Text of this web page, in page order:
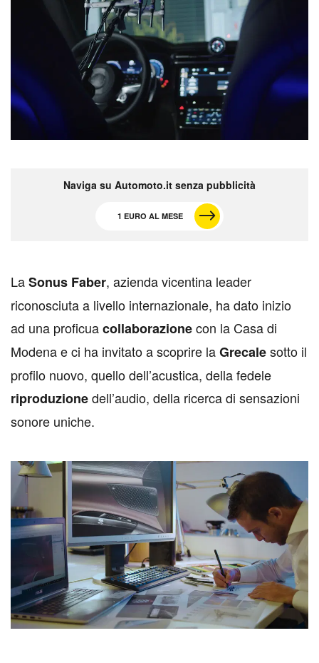
Naviga su Automoto.it senza pubblicità
1 EURO AL MESE
LaSonus Faber, azienda vicentina leader
riconosciuta a livello internazionale, ha dato inizio
ad una proficuacollaborazionecon la Casa di
Modena e ci ha invitato a scoprire laGrecalesotto il
profilo nuovo, quello dell’acustica, della fedele
riproduzionedell’audio, della ricerca di sensazioni
sonore uniche.